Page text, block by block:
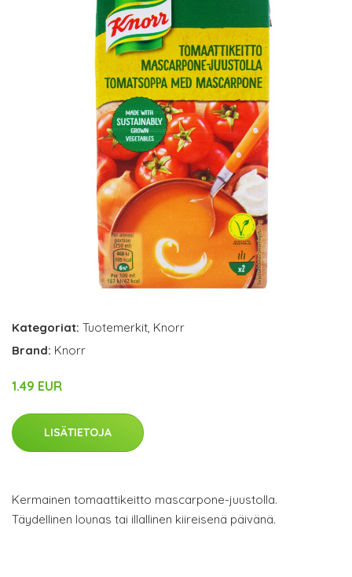
Kategoriat: Tuotemerkit, Knorr
Brand: Knorr
1.49 EUR
LISÄTIETOJA
Kermainen tomaattikeitto mascarpone-juustolla.
Täydellinen lounas tai illallinen kiireisenä päivänä.